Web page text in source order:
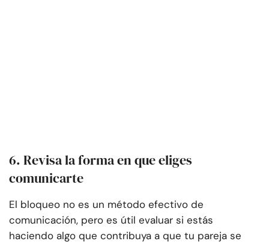
6. Revisa la forma en que eliges
comunicarte
El bloqueo no es un método efectivo de
comunicación, pero es útil evaluar si estás
haciendo algo que contribuya a que tu pareja se